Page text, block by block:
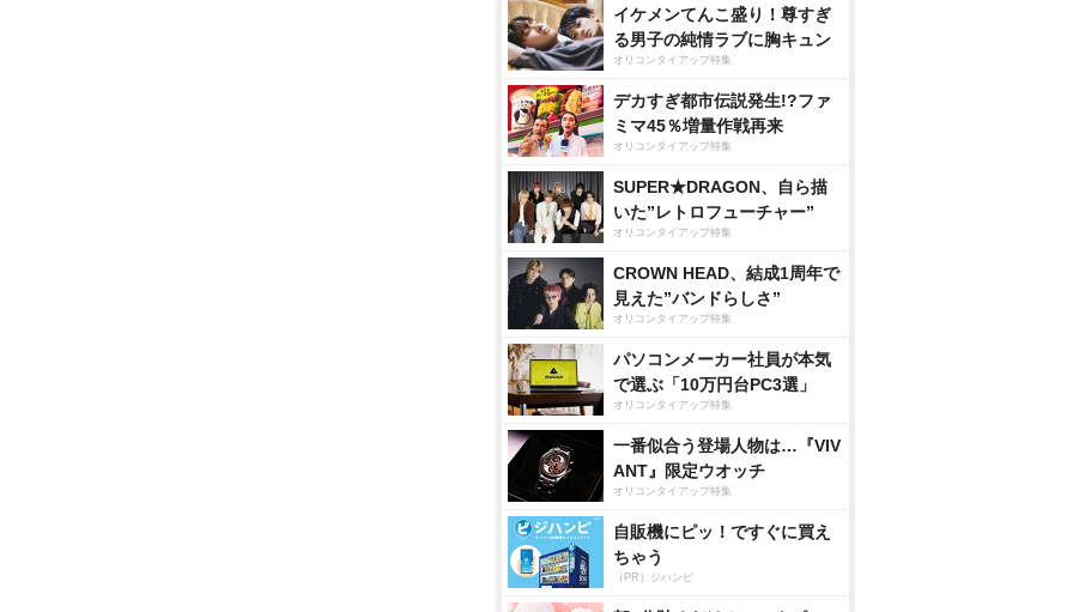
イケメンてんこ盛り！尊すぎ
る男子の純情ラブに胸キュン
オリコンタイアップ特集
デカすぎ都市伝説発生!?ファ
ミマ45％増量作戦再来
オリコンタイアップ特集
SUPER★DRAGON、自ら描
いた”レトロフューチャー”
オリコンタイアップ特集
CROWN HEAD、結成1周年で
見えた”バンドらしさ”
オリコンタイアップ特集
パソコンメーカー社員が本気
で選ぶ「10万円台PC3選」
オリコンタイアップ特集
一番似合う登場人物は…『VIV
ANT』限定ウオッチ
オリコンタイアップ特集
自販機にピッ！ですぐに買え
ちゃう
（PR）ジハンピ